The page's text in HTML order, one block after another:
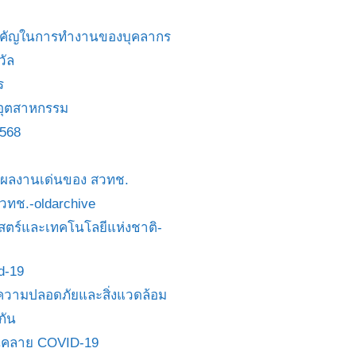
ญในการทำงานของบุคลากร
ล
ตสาหกรรม
ลงานเด่นของ สวทช.
ทช.-oldarchive
ร์และเทคโนโลยีแห่งชาติ-
19
ามปลอดภัยและสิ่งแวดล้อม
น
ลาย COVID-19